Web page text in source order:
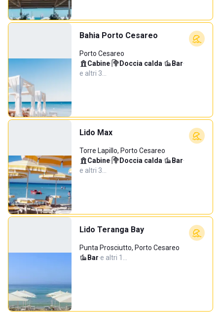
Bahia Porto Cesareo
Porto Cesareo
Cabine· Doccia calda· Bar·
e altri 3…
Lido Max
Torre Lapillo, Porto Cesareo
Cabine· Doccia calda· Bar·
e altri 3…
Lido Teranga Bay
Punta Prosciutto, Porto Cesareo
Bar·e altri 1…